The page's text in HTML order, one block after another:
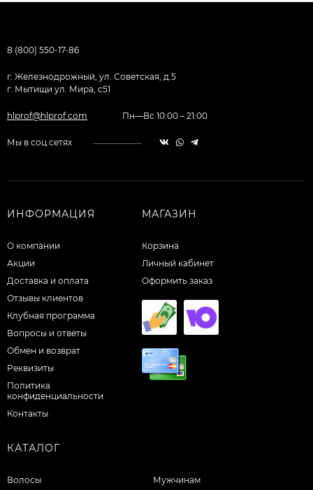
8 (800) 550-17-86
г. Железнодрожный, ул. Советская, д.5
г. Мытищи ул. Мира, с51
hlprof@hlprof.com Пн—Вс 10:00 – 21:00
Мы в соц.сетях
ИНФОРМАЦИЯ
О компании
Акции
Доставка и оплата
Отзывы клиентов
Клубная программа
Вопросы и ответы
Обмен и возврат
Реквизиты
Политика
конфиденциальности
Контакты
МАГАЗИН
Корзина
Личный кабинет
Оформить заказ
КАТАЛОГ
Волосы Мужчинам